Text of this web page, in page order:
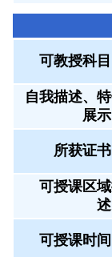
可教授科目
自我描述、
展示
所获证书
可授课区
述
可授课时间